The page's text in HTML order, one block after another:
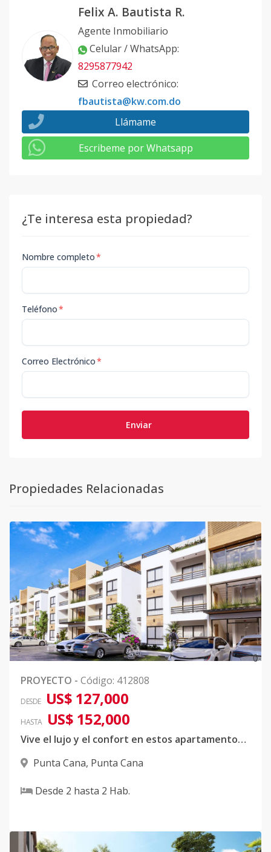
Felix A. Bautista R.
Agente Inmobiliario
Celular / WhatsApp:
8295877942
Correo electrónico:
fbautista@kw.com.do
Llámame
Escribeme por Whatsapp
¿Te interesa esta propiedad?
Nombre completo*
Teléfono*
Correo Electrónico*
Enviar
Propiedades Relacionadas
0
PROYECTO - Código: 412808
DESDE US$ 127,000
HASTA US$ 152,000
Vive el lujo y el confort en estos apartamentos en Punta Cana, a minutos del aeropuerto internacional de Punta Cana, cerca de grandes cadenas de hoteles, bares y restaurantes
Punta Cana, Punta Cana
Desde 2 hasta 2 Hab.